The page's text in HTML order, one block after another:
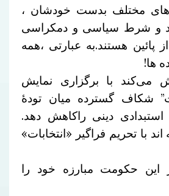
مختلف بدست خودشان ،
و شرط سیاسی و دمکراسی
پائین هستند.به عبارتی ،همه
ها!
می‌کند با برگزاری نمایش
شکاف گسترده میان تودۀ
دینی راکاهش دهد.
اند با تحریم فراگیر «انتخابات»
حکومت مبارزه خود را